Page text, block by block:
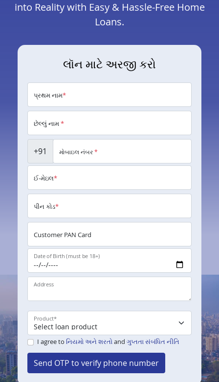
into Reality with Easy & Hassle-Free Home
Loans.
લૉન માટે અરજી કરો
પ્રથમ નામ*
છેલ્લું નામ*
+91 મોબાઇલ નંબર*
ઈ-મેઇલ*
પીન કોડ*
Customer PAN Card
Date of Birth (must be 18+)
Address
Product*
I agree to નિયમો અને શરતોand ગુપ્તતા સંબંધિત નીતિ
Send OTP to verify phone number